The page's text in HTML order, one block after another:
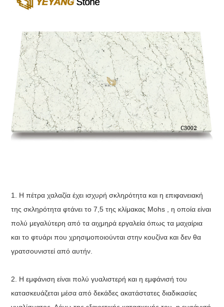
1. Η πέτρα χαλαζία έχει ισχυρή σκληρότητα και η επιφανειακή
της σκληρότητα φτάνει το 7,5 της κλίμακας Mohs , η οποία είναι
πολύ μεγαλύτερη από τα αιχμηρά εργαλεία όπως τα μαχαίρια
και το φτυάρι που χρησιμοποιούνται στην κουζίνα και δεν θα
γρατσουνιστεί από αυτήν.
2. Η εμφάνιση είναι πολύ γυαλιστερή και η εμφάνισή του
κατασκευάζεται μέσα από δεκάδες ακατάστατες διαδικασίες